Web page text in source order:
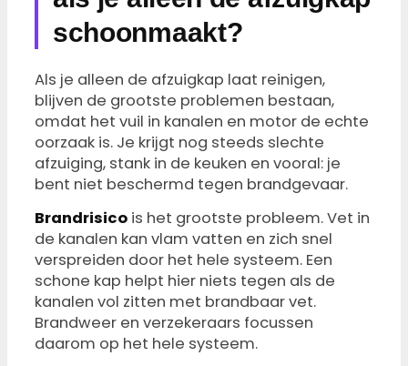
schoonmaakt?
Als je alleen de afzuigkap laat reinigen,
blijven de grootste problemen bestaan,
omdat het vuil in kanalen en motor de echte
oorzaak is. Je krijgt nog steeds slechte
afzuiging, stank in de keuken en vooral: je
bent niet beschermd tegen brandgevaar.
Brandrisico is het grootste probleem. Vet in
de kanalen kan vlam vatten en zich snel
verspreiden door het hele systeem. Een
schone kap helpt hier niets tegen als de
kanalen vol zitten met brandbaar vet.
Brandweer en verzekeraars focussen
daarom op het hele systeem.